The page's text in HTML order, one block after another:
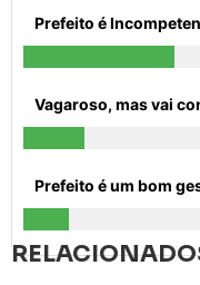
Prefeito é
Vagaroso, mas vai
Prefeito é um bom